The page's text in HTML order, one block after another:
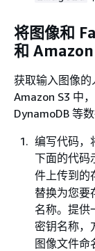
将图像和
和
获取输入图像的
Amazon S3 中
DynamoDB 等数
编写代码，
下面的代码
件上传到的
替换为您要
名称。提供
密钥名称，
图像文件命